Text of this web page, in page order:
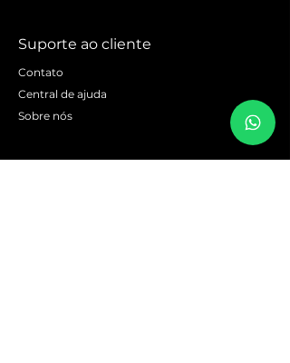
Suporte ao cliente
Contato
Central de ajuda
Sobre nós